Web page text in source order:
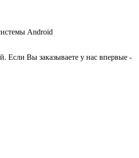
Android
Если Вы заказываете у нас впервые -